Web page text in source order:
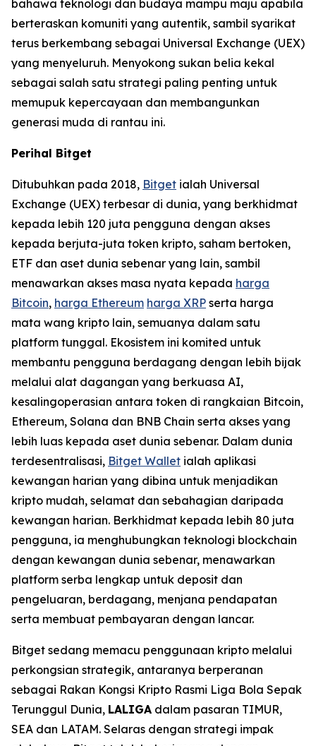
bahawa teknologi dan budaya mampu maju apabila
berteraskan komuniti yang autentik, sambil syarikat
terus berkembang sebagai Universal Exchange (UEX)
yang menyeluruh. Menyokong sukan belia kekal
sebagai salah satu strategi paling penting untuk
memupuk kepercayaan dan membangunkan
generasi muda di rantau ini.
Perihal Bitget
Ditubuhkan pada 2018, Bitget ialah Universal
Exchange (UEX) terbesar di dunia, yang berkhidmat
kepada lebih 120 juta pengguna dengan akses
kepada berjuta-juta token kripto, saham bertoken,
ETF dan aset dunia sebenar yang lain, sambil
menawarkan akses masa nyata kepada harga
Bitcoin, harga Ethereum harga XRP serta harga
mata wang kripto lain, semuanya dalam satu
platform tunggal. Ekosistem ini komited untuk
membantu pengguna berdagang dengan lebih bijak
melalui alat dagangan yang berkuasa AI,
kesalingoperasian antara token di rangkaian Bitcoin,
Ethereum, Solana dan BNB Chain serta akses yang
lebih luas kepada aset dunia sebenar. Dalam dunia
terdesentralisasi, Bitget Wallet ialah aplikasi
kewangan harian yang dibina untuk menjadikan
kripto mudah, selamat dan sebahagian daripada
kewangan harian. Berkhidmat kepada lebih 80 juta
pengguna, ia menghubungkan teknologi blockchain
dengan kewangan dunia sebenar, menawarkan
platform serba lengkap untuk deposit dan
pengeluaran, berdagang, menjana pendapatan
serta membuat pembayaran dengan lancar.
Bitget sedang memacu penggunaan kripto melalui
perkongsian strategik, antaranya berperanan
sebagai Rakan Kongsi Kripto Rasmi Liga Bola Sepak
Terunggul Dunia, LALIGA dalam pasaran TIMUR,
SEA dan LATAM. Selaras dengan strategi impak